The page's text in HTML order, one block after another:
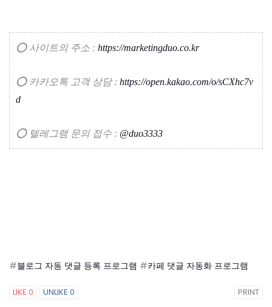
⭕ 사이트의 주소 : https://marketingduo.co.kr
⭕ 카카오톡 고객 상담 : https://open.kakao.com/o/sCXhc7v
d
⭕ 텔레그램 문의 접수 : @duo3333
#블로그 자동 댓글 등록 프로그램 #카페 댓글 자동화 프로그램
LIKE 0 UNLIKE 0 PRINT